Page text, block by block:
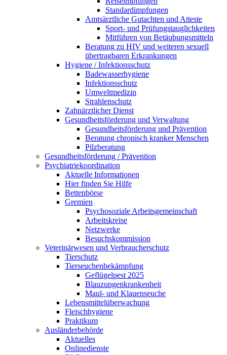
Standardimpfungen
Amtsärztliche Gutachten und Atteste
Sport- und Prüfungstauglichkeiten
Mitführen von Betäubungsmitteln
Beratung zu HIV und weiteren sexuell
übertragbaren Erkrankungen
Hygiene / Infektionsschutz
Badewasserhygiene
Infektionsschutz
Umweltmedizin
Strahlenschutz
Zahnärztlicher Dienst
Gesundheitsförderung und Verwaltung
Gesundheitsförderung und Prävention
Beratung chronisch kranker Menschen
Pilzberatung
Gesundheits­förderung / Prävention
Psychiatriekoordination
Aktuelle Informationen
Hier finden Sie Hilfe
Bettenbörse
Gremien
Psychosoziale Arbeits­gemeinschaft
Arbeitskreise
Netzwerke
Besuchskommission
Veterinärwesen und Verbraucherschutz
Tierschutz
Tierseuchenbekämpfung
Geflügelpest 2025
Blauzungenkrankenheit
Maul- und Klauenseuche
Lebensmittelüberwachung
Fleischhygiene
Praktikum
Ausländerbehörde
Aktuelles
Onlinedienste